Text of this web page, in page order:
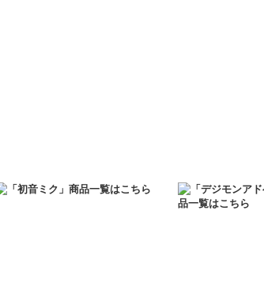
2021.7.7東京オリンピックに伴うお届け遅延の可能性に
正午をもちまして、送料無料キャンペーンを